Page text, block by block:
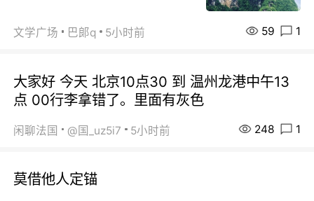
文学广场 巴郞q 5小时前 59 1
大家好 今天 北京10点30 到 温州龙港中午13
点 00行李拿错了。里面有灰色
闲聊法国 @国_uz5i7 5小时前 248 1
莫借他人定锚